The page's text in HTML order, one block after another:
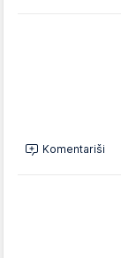
Komentariši